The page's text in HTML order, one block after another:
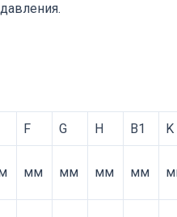
F G H B1 K
мм мм мм мм